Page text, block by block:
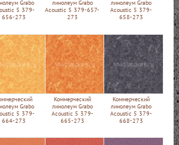
Grabo
5 379-
656-273
линолеум Grabo
Acoustic 5 379-657-
273
линолеум Grabo
Acoustic 5 379-
658-273
Grabo
5 379-
664-273
Коммерческий
линолеум Grabo
Acoustic 5 379-
665-273
Коммерческий
линолеум Grabo
Acoustic 5 379-
668-273